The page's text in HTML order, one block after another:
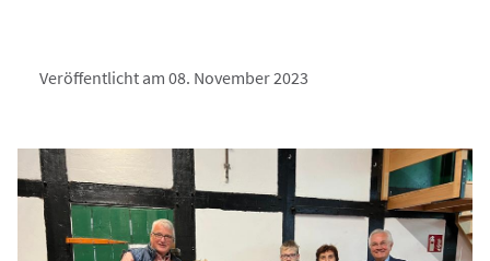
Veröffentlicht am 08. November 2023